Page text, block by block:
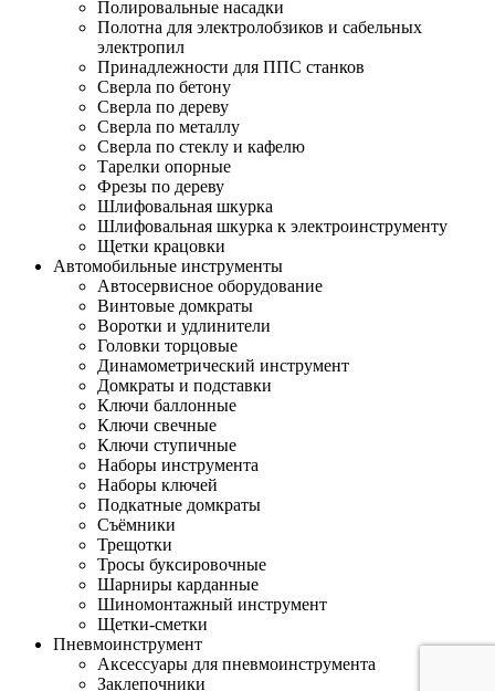
Полировальные насадки
Полотна для электролобзиков и сабельных
электропил
Принадлежности для ППС станков
Сверла по бетону
Сверла по дереву
Сверла по металлу
Сверла по стеклу и кафелю
Тарелки опорные
Фрезы по дереву
Шлифовальная шкурка
Шлифовальная шкурка к электроинструменту
Щетки крацовки
Автомобильные инструменты
Автосервисное оборудование
Винтовые домкраты
Воротки и удлинители
Головки торцовые
Динамометрический инструмент
Домкраты и подставки
Ключи баллонные
Ключи свечные
Ключи ступичные
Наборы инструмента
Наборы ключей
Подкатные домкраты
Съёмники
Трещотки
Тросы буксировочные
Шарниры карданные
Шиномонтажный инструмент
Щетки-сметки
Пневмоинструмент
Аксессуары для пневмоинструмента
Заклепочники